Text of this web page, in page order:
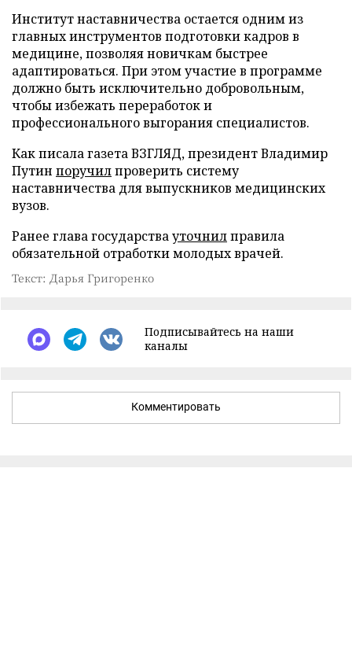
Институт наставничества остается одним из
главных инструментов подготовки кадров в
медицине, позволяя новичкам быстрее
адаптироваться. При этом участие в программе
должно быть исключительно добровольным,
чтобы избежать переработок и
профессионального выгорания специалистов.
Как писала газета ВЗГЛЯД, президент Владимир
Путин поручилпроверить систему
наставничества для выпускников медицинских
вузов.
Ранее глава государствауточнилправила
обязательной отработки молодых врачей.
Текст: Дарья Григоренко
Подписывайтесь на наши
каналы
Комментировать